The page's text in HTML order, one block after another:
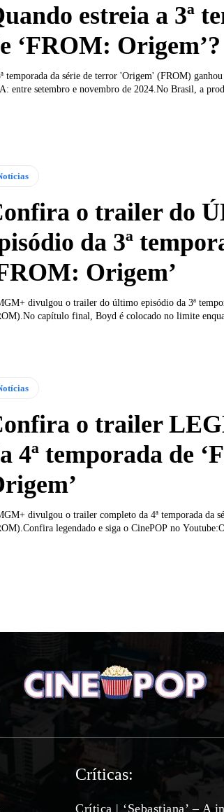
estreia a 3ª
‘FROM: Origem’?
temporada da série de terror 'Origem' (FROM) ganhou
entre setembro e novembro de 2024.No Brasil, a
o trailer do
da 3ª
Origem’
divulgou o trailer do último episódio da 3ª
capítulo final, Boyd é colocado no limite
o trailer
4ª temporada de
divulgou o trailer completo da 4ª temporada da
legendado e siga o CinePOP no
Críticas:
Crítica | ‘Sebastiana’ – A